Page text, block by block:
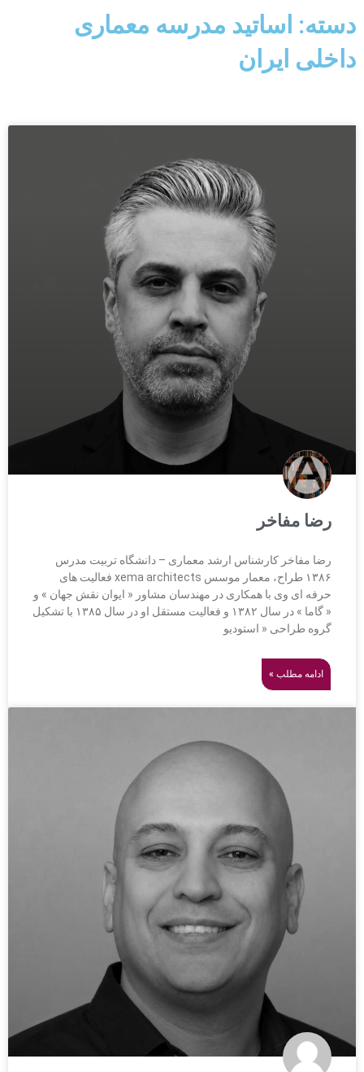
دسته: اساتید مدرسه معماری
داخلی ایران
رضا مفاخر
رضا مفاخر کارشناس ارشد معماری – دانشگاه تربیت مدرس
۱۳۸۶ طراح، معمار موسس xema architects فعالیت های
حرفه ای وی با همکاری در مهندسان مشاور « ایوان نقش جهان » و
« گاما » در سال ۱۳۸۲ و فعالیت مستقل او در سال ۱۳۸۵ با تشکیل
گروه طراحی « استودیو
ادامه مطلب »